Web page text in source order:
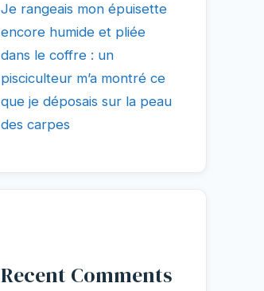
Je rangeais mon épuisette
encore humide et pliée
dans le coffre : un
pisciculteur m’a montré ce
que je déposais sur la peau
des carpes
Recent Comments